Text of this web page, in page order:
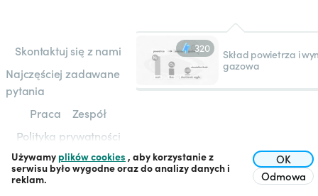
Skontaktuj się z nami
Najczęściej zadawane
pytania
Praca
Zespół
Polityka prywatności
Regulamin
320
Skład powietrza i
gazowa
Używamy plików cookies , aby korzystanie z
serwisu było wygodne oraz do analizy danych i
reklam.
Odmowa
OK